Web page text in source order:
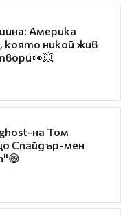
Америка
която никой жив
на Том
Спайдър-мен